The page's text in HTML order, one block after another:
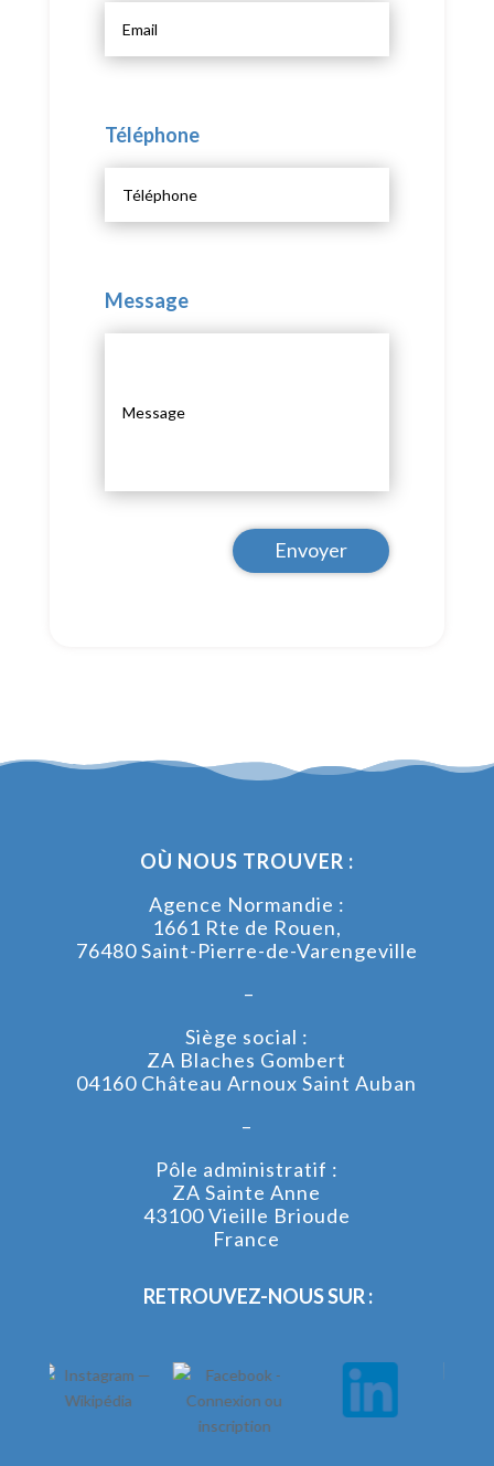
Téléphone
Message
Envoyer
OÙ NOUS TROUVER :
Agence Normandie :
1661 Rte de Rouen,
76480 Saint-Pierre-de-Varengeville
–
Siège social :
ZA Blaches Gombert
04160 Château Arnoux Saint Auban
–
Pôle administratif :
ZA Sainte Anne
43100 Vieille Brioude
France
RETROUVEZ-NOUS SUR :